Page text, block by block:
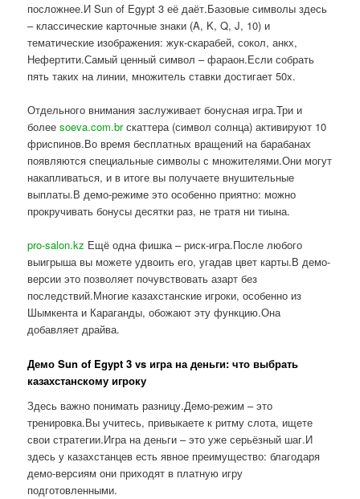
посложнее.И Sun of Egypt 3 её даёт.Базовые символы здесь
– классические карточные знаки (A, K, Q, J, 10) и
тематические изображения: жук-скарабей, сокол, анкх,
Нефертити.Самый ценный символ – фараон.Если собрать
пять таких на линии, множитель ставки достигает 50x.
Отдельного внимания заслуживает бонусная игра.Три и
болееsoeva.com.brскаттера (символ солнца) активируют 10
фриспинов.Во время бесплатных вращений на барабанах
появляются специальные символы с множителями.Они могут
накапливаться, и в итоге вы получаете внушительные
выплаты.В демо-режиме это особенно приятно: можно
прокручивать бонусы десятки раз, не тратя ни тиына.
pro-salon.kz Ещё одна фишка – риск-игра.После любого
выигрыша вы можете удвоить его, угадав цвет карты.В демо-
версии это позволяет почувствовать азарт без
последствий.Многие казахстанские игроки, особенно из
Шымкента и Караганды, обожают эту функцию.Она
добавляет драйва.
Демо Sun of Egypt 3 vs игра на деньги: что выбрать
казахстанскому игроку
Здесь важно понимать разницу.Демо-режим – это
тренировка.Вы учитесь, привыкаете к ритму слота, ищете
свои стратегии.Игра на деньги – это уже серьёзный шаг.И
здесь у казахстанцев есть явное преимущество: благодаря
демо-версиям они приходят в платную игру
подготовленными.